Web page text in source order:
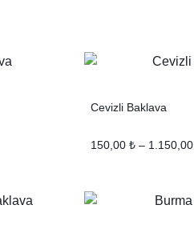
Cevizli Baklava
150,00 ₺ – 1.150,00